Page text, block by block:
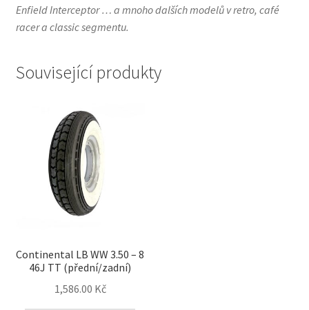
Enfield Interceptor … a mnoho dalších modelů v retro, café
racer a classic segmentu.
Související produkty
Continental LB WW 3.50 – 8
46J TT (přední/zadní)
1,586.00 Kč